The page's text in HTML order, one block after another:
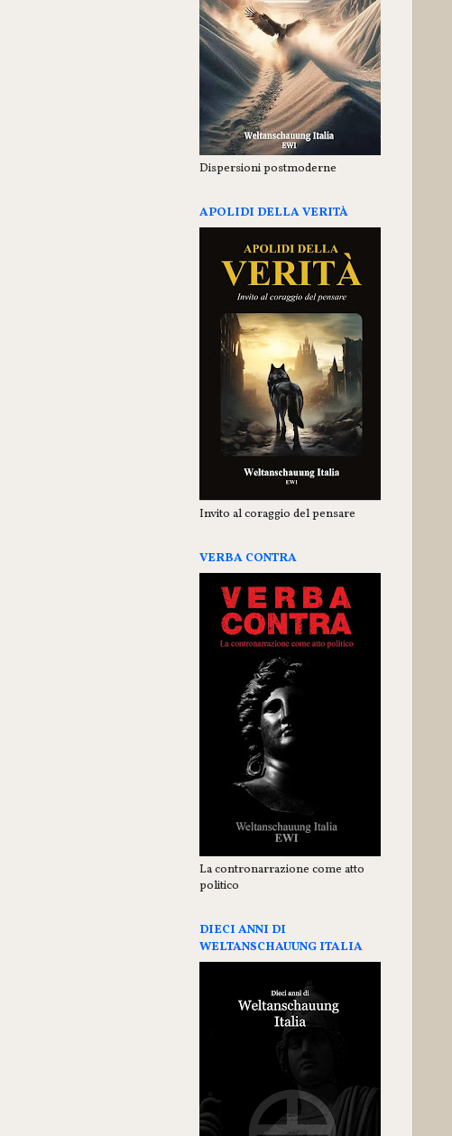
Dispersioni postmoderne
APOLIDI DELLA VERITÀ
Invito al coraggio del pensare
VERBA CONTRA
La contronarrazione come atto
politico
DIECI ANNI DI
WELTANSCHAUUNG ITALIA